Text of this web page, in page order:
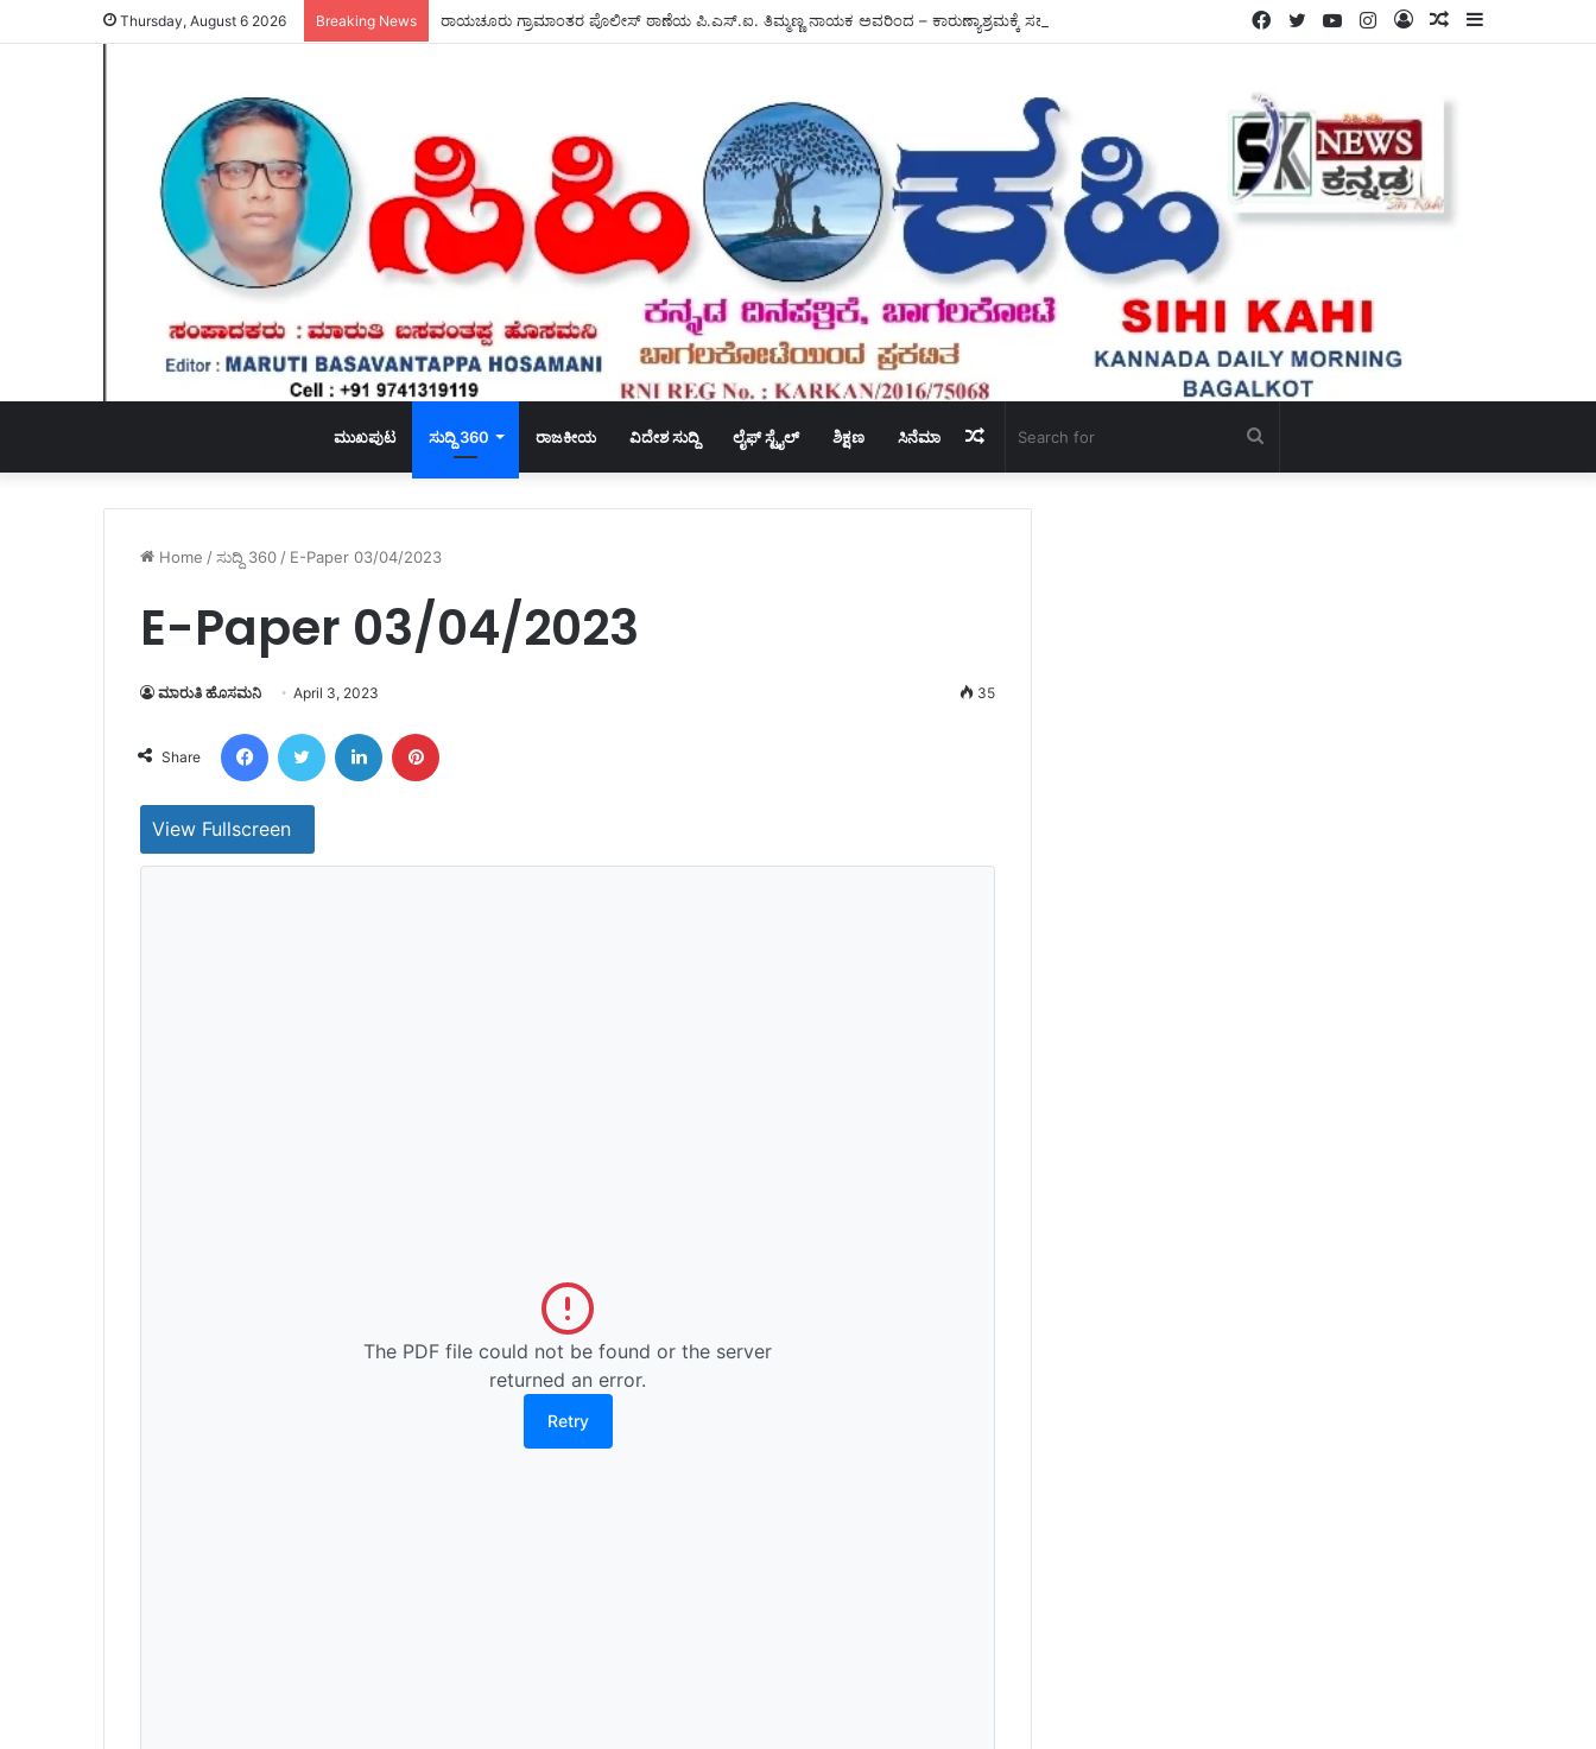
Thursday, August 6 2026 Breaking News ರಾಯಚೂರು ಗ್ರಾಮಾಂತರ ಪೊಲೀಸ್ ಠಾಣೆಯ ಪಿ.ಎಸ್.ಐ. ತಿಮ್ಮಣ್ಣ ನಾಯಕ ಅವರಿಂದ – ಕಾರುಣ್ಯಾಶ್ರಮಕ್ಕೆ ಸಹಾಯದ ಸೌಜನ್ಯ. Sidebar
Random
Log
Instagram
YouTube
Twitter
Facebook
ಮುಖಪುಟ ಸುದ್ದಿ 360 ರಾಜಕೀಯ ವಿದೇಶ ಸುದ್ದಿ ಲೈಫ್ ಸ್ಟೈಲ್ ಶಿಕ್ಷಣ ಸಿನೆಮಾ Search
Random
Article
Home /ಸುದ್ದಿ 360 / E-Paper 03/04/2023
E-Paper 03/04/2023
ಮಾರುತಿ ಹೊಸಮನಿ April 3, 2023 35
Share
FacebookTwitter LinkedIn
View Fullscreen
The PDF file could not be found or the server
returned an error.
Retry